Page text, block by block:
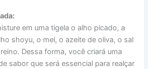
em uma tigela o alho picado, a
shoyu, o mel, o azeite de oliva, o sal
Dessa forma, você criará uma
sabor que será essencial para realçar